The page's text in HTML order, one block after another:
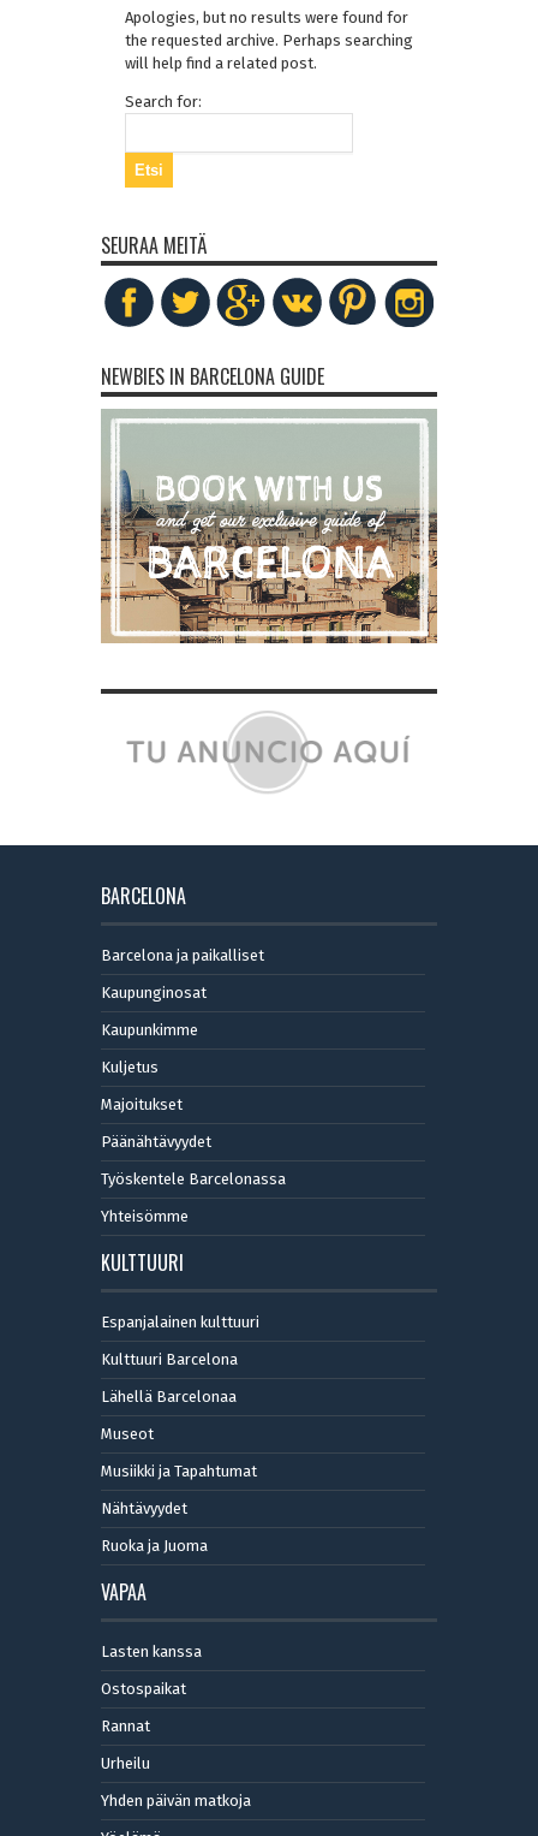
Apologies, but no results were found for
the requested archive. Perhaps searching
will help find a related post.
Search for:
SEURAA MEITÄ
NEWBIES IN BARCELONA GUIDE
BARCELONA
Barcelona ja paikalliset
Kaupunginosat
Kaupunkimme
Kuljetus
Majoitukset
Päänähtävyydet
Työskentele Barcelonassa
Yhteisömme
KULTTUURI
Espanjalainen kulttuuri
Kulttuuri Barcelona
Lähellä Barcelonaa
Museot
Musiikki ja Tapahtumat
Nähtävyydet
Ruoka ja Juoma
VAPAA
Lasten kanssa
Ostospaikat
Rannat
Urheilu
Yhden päivän matkoja